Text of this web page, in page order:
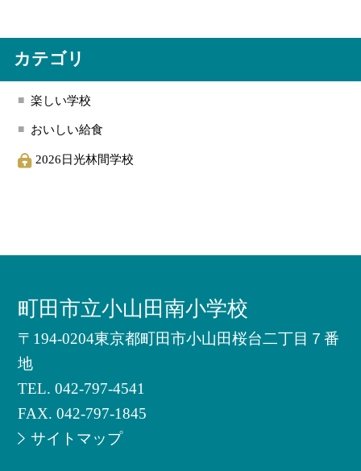
カテゴリ
楽しい学校
おいしい給食
2026日光林間学校
町田市立小山田南小学校
〒194-0204東京都町田市小山田桜台二丁目７番
地
TEL.042-797-4541
FAX. 042-797-1845
サイトマップ